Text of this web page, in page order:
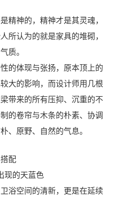
精神的，精神才是其灵魂，
所认为的就是家具的堆砌，
质。
的体现与张扬，原本顶上的
大的影响，而设计师用几根
带来的所有压抑、沉重的不
的卷帘与木条的朴素、协调
、原野、自然的气息。
配
现的天蓝色
浴空间的清新，更是在延续